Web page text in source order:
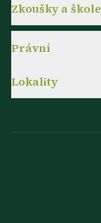
Zkoušky a
Právní
Lokality